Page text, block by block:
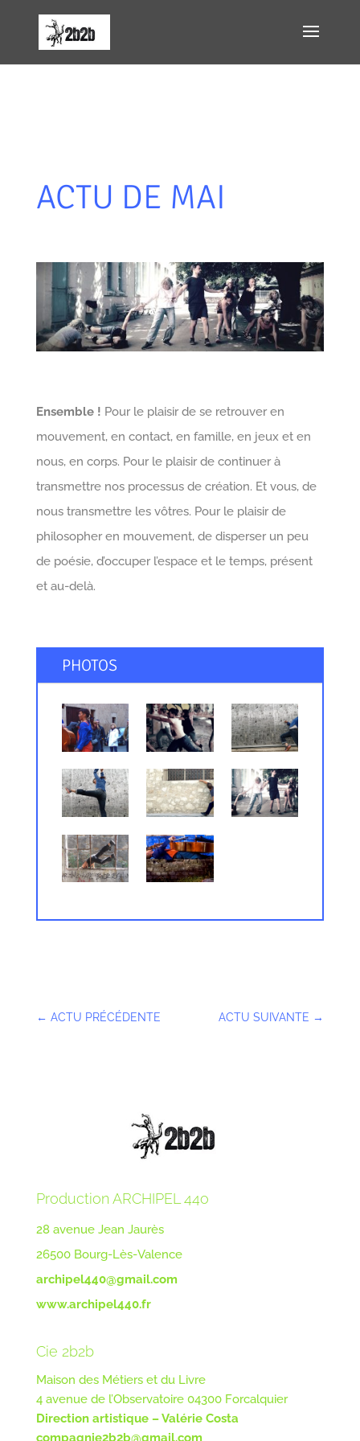
ACTU DE MAI
Ensemble ! Pour le plaisir de se retrouver en
mouvement, en contact, en famille, en jeux et en
nous, en corps. Pour le plaisir de continuer à
transmettre nos processus de création. Et vous, de
nous transmettre les vôtres. Pour le plaisir de
philosopher en mouvement, de disperser un peu
de poésie, d’occuper l’espace et le temps, présent
et au-delà.
PHOTOS
← ACTU PRÉCÉDENTE ACTU SUIVANTE →
Production ARCHIPEL 44o
28 avenue Jean Jaurès
26500 Bourg-Lès-Valence
archipel440@gmail.com
www.archipel440.fr
Cie 2b2b
Maison des Métiers et du Livre
4 avenue de l’Observatoire 04300 Forcalquier
Direction artistique – Valérie Costa
compagnie2b2b@gmail.com